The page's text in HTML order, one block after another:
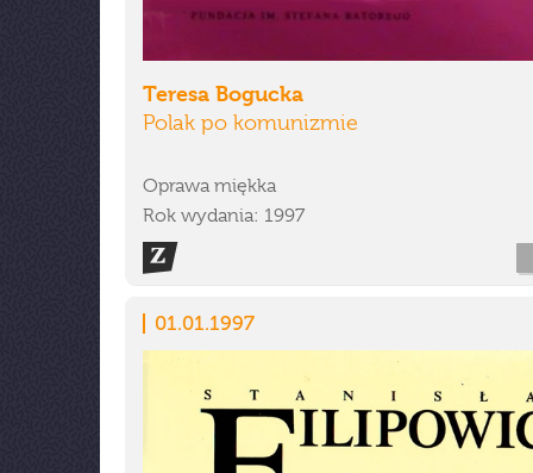
Teresa Bogucka
Polak po komunizmie
Oprawa miękka
Rok wydania: 1997
01.01.1997